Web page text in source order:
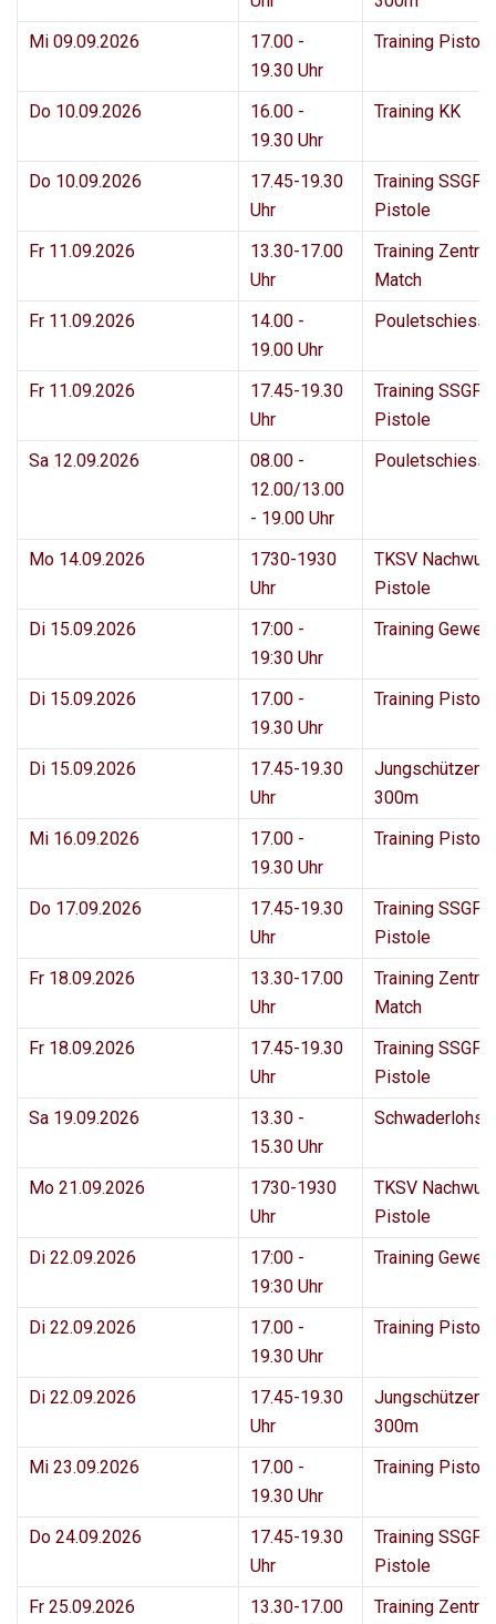
Mi 09.09.2026
17.00 -
19.30 Uhr
Training
Do 10.09.2026
16.00 -
19.30 Uhr
Training KK
Do 10.09.2026
17.45-19.30
Uhr
Training SSGF
Pistole
Fr 11.09.2026
13.30-17.00
Uhr
Training
Match
Fr 11.09.2026
14.00 -
19.00 Uhr
Fr 11.09.2026
17.45-19.30
Uhr
Training SSGF
Pistole
Sa 12.09.2026
08.00 -
12.00/13.00
- 19.00 Uhr
Mo 14.09.2026
1730-1930
Uhr
TKSV
Pistole
Di 15.09.2026
17:00 -
19:30 Uhr
Training
Di 15.09.2026
17.00 -
19.30 Uhr
Training
Di 15.09.2026
17.45-19.30
Uhr
300m
Mi 16.09.2026
17.00 -
19.30 Uhr
Training
Do 17.09.2026
17.45-19.30
Uhr
Training SSGF
Pistole
Fr 18.09.2026
13.30-17.00
Uhr
Training
Match
Fr 18.09.2026
17.45-19.30
Uhr
Training SSGF
Pistole
Sa 19.09.2026
13.30 -
15.30 Uhr
Mo 21.09.2026
1730-1930
Uhr
TKSV
Pistole
Di 22.09.2026
17:00 -
19:30 Uhr
Training
Di 22.09.2026
17.00 -
19.30 Uhr
Training
Di 22.09.2026
17.45-19.30
Uhr
300m
Mi 23.09.2026
17.00 -
19.30 Uhr
Training
Do 24.09.2026
17.45-19.30
Uhr
Training SSGF
Pistole
Fr 25.09.2026
13.30-17.00
Training